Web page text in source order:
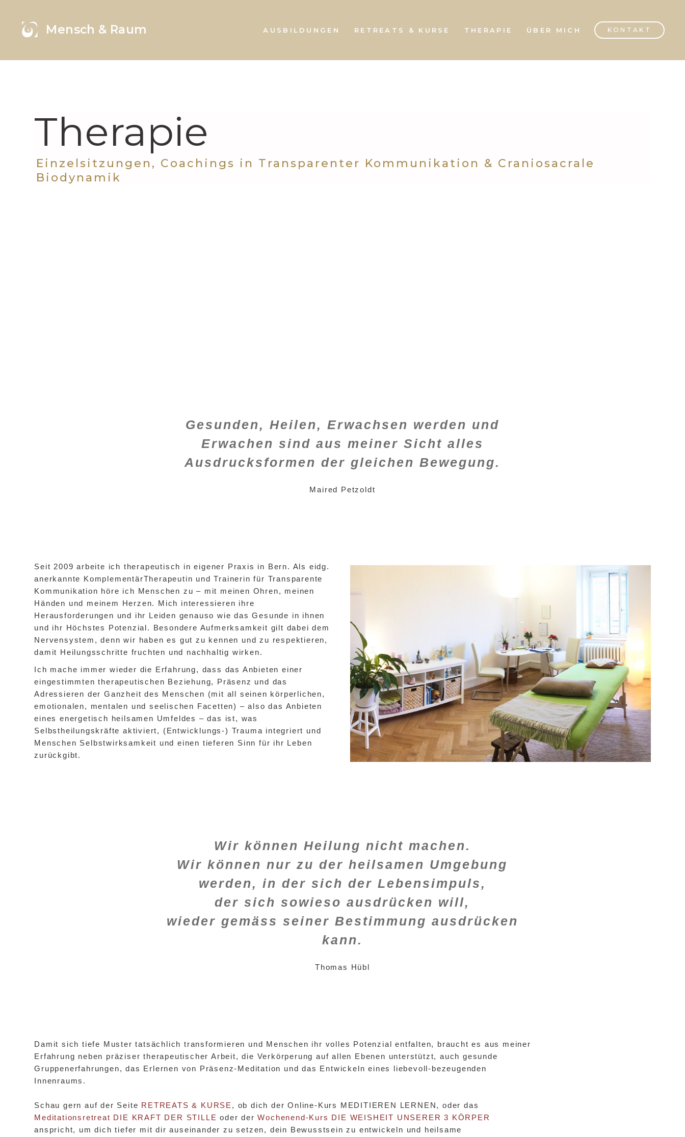
Mensch & Raum AUSBILDUNGEN RETREATS & KURSE THERAPIE ÜBER MICH KONTAKT
Therapie
Einzelsitzungen, Coachings in Transparenter Kommunikation & Craniosacrale
Biodynamik
Gesunden, Heilen, Erwachsen werden und
Erwachen sind aus meiner Sicht alles
Ausdrucksformen der gleichen Bewegung.
Maired Petzoldt
Seit 2009 arbeite ich therapeutisch in eigener Praxis in Bern. Als eidg.
anerkannte KomplementärTherapeutin und Trainerin für Transparente
Kommunikation höre ich Menschen zu – mit meinen Ohren, meinen
Händen und meinem Herzen. Mich interessieren ihre
Herausforderungen und ihr Leiden genauso wie das Gesunde in ihnen
und ihr Höchstes Potenzial. Besondere Aufmerksamkeit gilt dabei dem
Nervensystem, denn wir haben es gut zu kennen und zu respektieren,
damit Heilungsschritte fruchten und nachhaltig wirken.
Ich mache immer wieder die Erfahrung, dass das Anbieten einer
eingestimmten therapeutischen Beziehung, Präsenz und das
Adressieren der Ganzheit des Menschen (mit all seinen körperlichen,
emotionalen, mentalen und seelischen Facetten) – also das Anbieten
eines energetisch heilsamen Umfeldes – das ist, was
Selbstheilungskräfte aktiviert, (Entwicklungs-) Trauma integriert und
Menschen Selbstwirksamkeit und einen tieferen Sinn für ihr Leben
zurückgibt.
Wir können Heilung nicht machen.
Wir können nur zu der heilsamen Umgebung
werden, in der sich der Lebensimpuls,
der sich sowieso ausdrücken will,
wieder gemäss seiner Bestimmung ausdrücken
kann.
Thomas Hübl
Damit sich tiefe Muster tatsächlich transformieren und Menschen ihr volles Potenzial entfalten, braucht es aus meiner
Erfahrung neben präziser therapeutischer Arbeit, die Verkörperung auf allen Ebenen unterstützt, auch gesunde
Gruppenerfahrungen, das Erlernen von Präsenz-Meditation und das Entwickeln eines liebevoll-bezeugenden
Innenraums.
Schau gern auf der Seite RETREATS & KURSE , ob dich der Online-Kurs MEDITIEREN LERNEN, oder das
Meditationsretreat DIE KRAFT DER STILLE oder derWochenend-Kurs DIE WEISHEIT UNSERER 3 KÖRPER
anspricht, um dich tiefer mit dir auseinander zu setzen, dein Bewusstsein zu entwickeln und heilsame